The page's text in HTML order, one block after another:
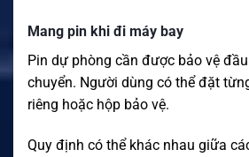
Mang pin khi đi máy bay
Pin dự phòng cần được bảo vệ
chuyển. Người dùng có thể đặt
riêng hoặc hộp bảo vệ.
Quy định có thể khác nhau giữa